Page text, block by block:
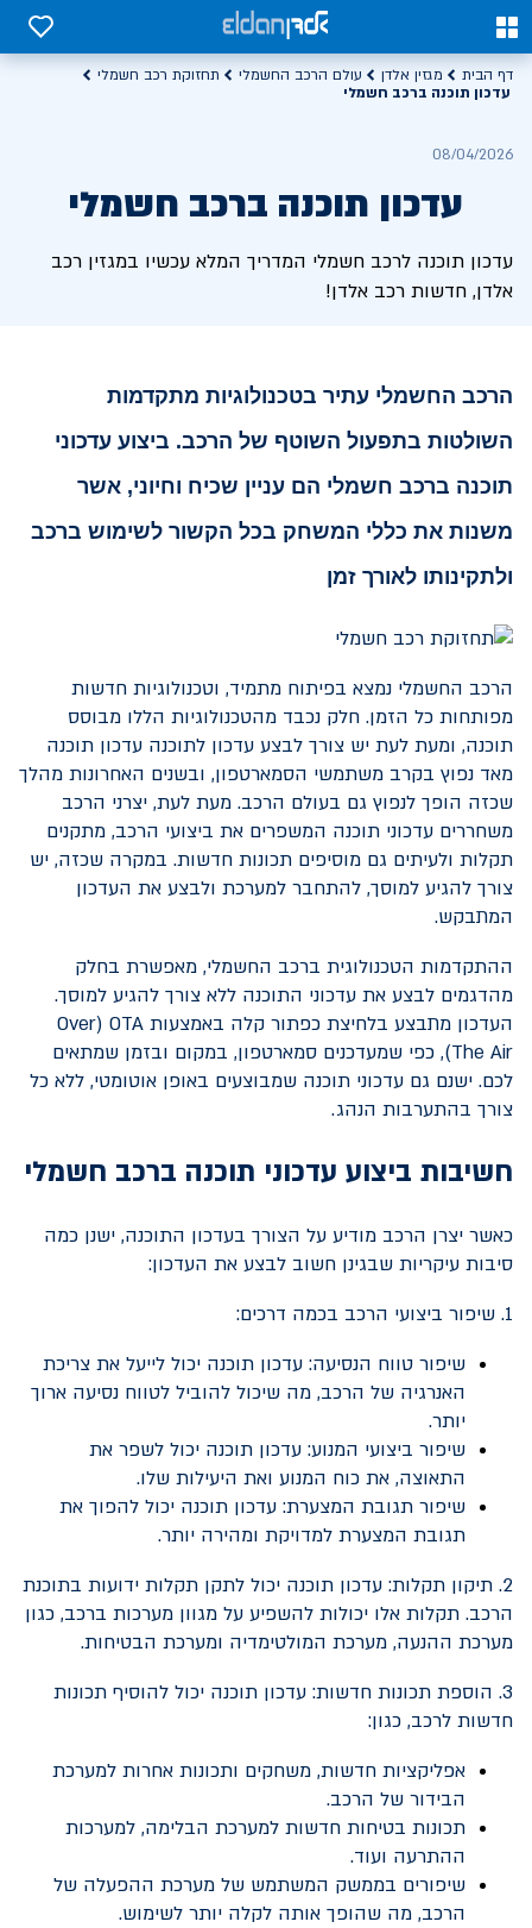
0
0
דף הבית מגזין אלדן עולם הרכב החשמלי
תחזוקת רכב חשמלי
עדכון תוכנה ברכב חשמלי
08/04/2026
עדכון תוכנה ברכב חשמלי
עדכון תוכנה לרכב חשמלי המדריך המלא עכשיו במגזין רכב
אלדן, חדשות רכב אלדן!
הרכב החשמלי עתיר בטכנולוגיות מתקדמות
השולטות בתפעול השוטף של הרכב. ביצוע עדכוני
תוכנה ברכב חשמלי הם עניין שכיח וחיוני, אשר
משנות את כללי המשחק בכל הקשור לשימוש ברכב
ולתקינותו לאורך זמן
הרכב החשמלי נמצא בפיתוח מתמיד, וטכנולוגיות חדשות
מפותחות כל הזמן. חלק נכבד מהטכנולוגיות הללו מבוסס
תוכנה, ומעת לעת יש צורך לבצע עדכון לתוכנה עדכון תוכנה
מאד נפוץ בקרב משתמשי הסמארטפון, ובשנים האחרונות מהלך
שכזה הופך לנפוץ גם בעולם הרכב. מעת לעת, יצרני הרכב
משחררים עדכוני תוכנה המשפרים את ביצועי הרכב, מתקנים
תקלות ולעיתים גם מוסיפים תכונות חדשות. במקרה שכזה, יש
צורך להגיע למוסך, להתחבר למערכת ולבצע את העדכון
המתבקש.
ההתקדמות הטכנולוגית ברכב החשמלי, מאפשרת בחלק
מהדגמים לבצע את עדכוני התוכנה ללא צורך להגיע למוסך.
העדכון מתבצע בלחיצת כפתור קלה באמצעות OTA
(
Over
The Air), כפי שמעדכנים סמארטפון, במקום ובזמן שמתאים
לכם. ישנם גם עדכוני תוכנה שמבוצעים באופן אוטומטי, ללא כל
צורך בהתערבות הנהג.
חשיבות ביצוע עדכוני תוכנה ברכב חשמלי
כאשר יצרן הרכב מודיע על הצורך בעדכון התוכנה, ישנן כמה
סיבות עיקריות שבגינן חשוב לבצע את העדכון:
1. שיפור ביצועי הרכב בכמה דרכים:
שיפור טווח הנסיעה: עדכון תוכנה יכול לייעל את צריכת
האנרגיה של הרכב, מה שיכול להוביל לטווח נסיעה ארוך
יותר.
שיפור ביצועי המנוע: עדכון תוכנה יכול לשפר את
התאוצה, את כוח המנוע ואת היעילות שלו.
שיפור תגובת המצערת: עדכון תוכנה יכול להפוך את
תגובת המצערת למדויקת ומהירה יותר.
2. תיקון תקלות: עדכון תוכנה יכול לתקן תקלות ידועות בתוכנת
הרכב. תקלות אלו יכולות להשפיע על מגוון מערכות ברכב, כגון
מערכת ההנעה, מערכת המולטימדיה ומערכת הבטיחות.
3. הוספת תכונות חדשות: עדכון תוכנה יכול להוסיף תכונות
חדשות לרכב, כגון:
אפליקציות חדשות, משחקים ותכונות אחרות למערכת
הבידור של הרכב.
תכונות בטיחות חדשות למערכת הבלימה, למערכות
ההתרעה ועוד.
שיפורים בממשק המשתמש של מערכת ההפעלה של
הרכב, מה שהופך אותה לקלה יותר לשימוש.